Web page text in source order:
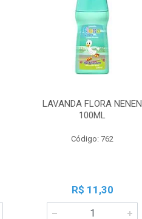
LAVANDA FLORA NENEN
100ML
Código: 762
R$ 11,30